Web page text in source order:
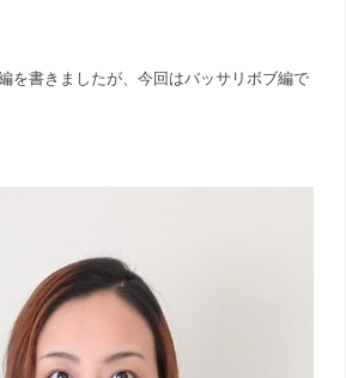
を書きましたが、今回はバッサリボブ編で